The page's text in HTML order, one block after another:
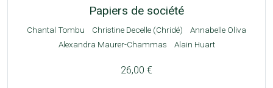
Papiers de société
Chantal Tombu Christine Decelle (Chridé)
Annabelle Oliva
Alexandra Maurer-Chammas
Alain Huart
26,00 €